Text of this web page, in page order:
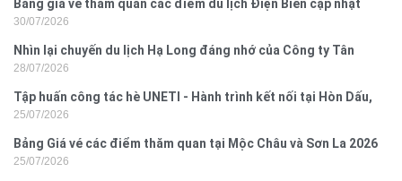
Bảng giá vé tham quan các điểm du lịch Điện Biên cập nhật
2026
30/07/2026
Nhìn lại chuyến du lịch Hạ Long đáng nhớ của Công ty Tân
Hưng 2026
28/07/2026
Tập huấn công tác hè UNETI - Hành trình kết nối tại Hòn Dấu,
Đồ Sơn
25/07/2026
Bảng Giá vé các điểm thăm quan tại Mộc Châu và Sơn La 2026
25/07/2026